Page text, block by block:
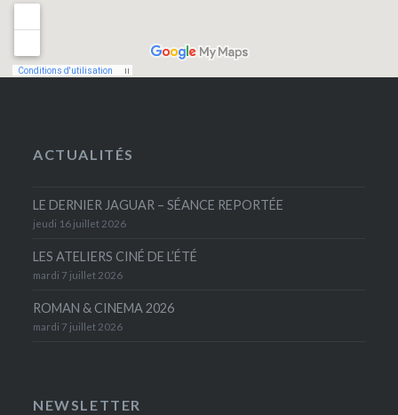
ACTUALITÉS
LE DERNIER JAGUAR – SÉANCE REPORTÉE
jeudi 16 juillet 2026
LES ATELIERS CINÉ DE L’ÉTÉ
mardi 7 juillet 2026
ROMAN & CINEMA 2026
mardi 7 juillet 2026
NEWSLETTER